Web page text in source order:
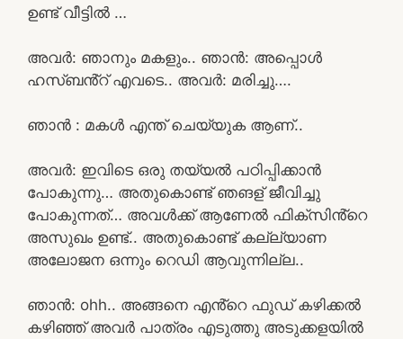
ഉണ്ട് വീട്ടിൽ …
അവർ: ഞാനും മകളും.. ഞാൻ: അപ്പൊൾ
ഹസ്ബൻ്റ് എവടെ.. അവർ: മരിച്ചു….
ഞാൻ : മകൾ എന്ത് ചെയ്യുക ആണ്..
അവർ: ഇവിടെ ഒരു തയ്യൽ പഠിപ്പിക്കാൻ
പോകുന്നു… അതുകൊണ്ട് ഞങള് ജീവിച്ചു
പോകുന്നത്… അവൾക്ക് ആണേൽ ഫിക്സിൻ്റെ
അസുഖം ഉണ്ട്.. അതുകൊണ്ട് കല്ല്യാണ
അലോജന ഒന്നും റെഡി ആവുന്നില്ല..
ഞാൻ: ohh.. അങ്ങനെ എൻ്റെ ഫുഡ് കഴിക്കൽ
കഴിഞ്ഞ് അവർ പാത്രം എടുത്തു അടുക്കളയിൽ